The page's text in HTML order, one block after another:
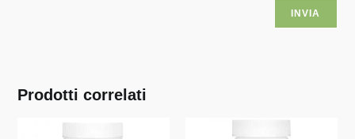
Prodotti correlati